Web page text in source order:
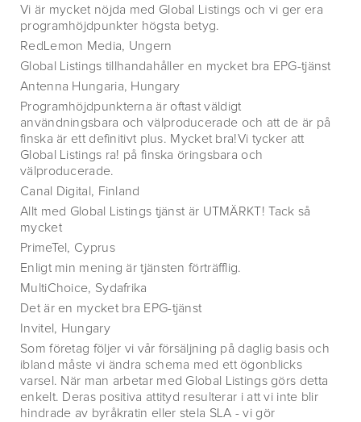
Vi är mycket nöjda med Global Listings och vi ger era
programhöjdpunkter högsta betyg.
RedLemon Media, Ungern
Global Listings tillhandahåller en mycket bra EPG-tjänst
Antenna Hungaria, Hungary
Programhöjdpunkterna är oftast väldigt
användningsbara och välproducerade och att de är på
finska är ett definitivt plus. Mycket bra!Vi tycker att
Global Listings ra! på finska öringsbara och
välproducerade.
Canal Digital, Finland
Allt med Global Listings tjänst är UTMÄRKT! Tack så
mycket
PrimeTel, Cyprus
Enligt min mening är tjänsten förträfflig.
MultiChoice, Sydafrika
Det är en mycket bra EPG-tjänst
Invitel, Hungary
Som företag följer vi vår försäljning på daglig basis och
ibland måste vi ändra schema med ett ögonblicks
varsel. När man arbetar med Global Listings görs detta
enkelt. Deras positiva attityd resulterar i att vi inte blir
hindrade av byråkratin eller stela SLA - vi gör